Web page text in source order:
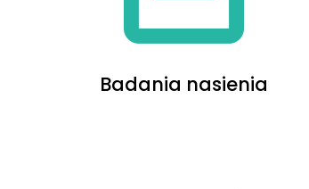
Badania nasienia